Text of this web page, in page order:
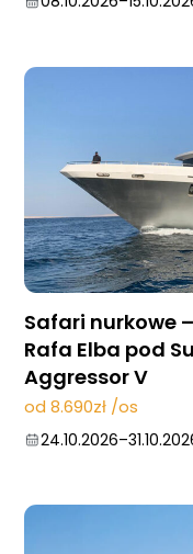
Safari nurkowe
Rafa Elba pod
Aggressor V
od 8.690zł /os
24.10.2026–
07.11.2026 –